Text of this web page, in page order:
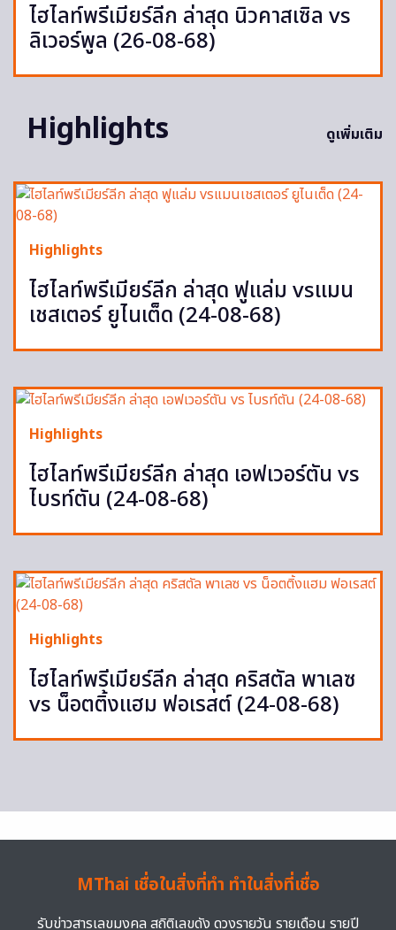
ไฮไลท์พรีเมียร์ลีก ล่าสุด นิวคาสเซิล vs
ลิเวอร์พูล (26-08-68)
Highlights ดูเพิ่มเติม
Highlights
ไฮไลท์พรีเมียร์ลีก ล่าสุด ฟูแล่ม vsแมน
เชสเตอร์ ยูไนเต็ด (24-08-68)
Highlights
ไฮไลท์พรีเมียร์ลีก ล่าสุด เอฟเวอร์ตัน vs
ไบรท์ตัน (24-08-68)
Highlights
ไฮไลท์พรีเมียร์ลีก ล่าสุด คริสตัล พาเลซ
vs น็อตติ้งแฮม ฟอเรสต์ (24-08-68)
MThai เชื่อในสิ่งที่ทำ ทำในสิ่งที่เชื่อ
รับข่าวสารเลขมงคล สถิติเลขดัง ดวงรายวัน รายเดือน รายปี